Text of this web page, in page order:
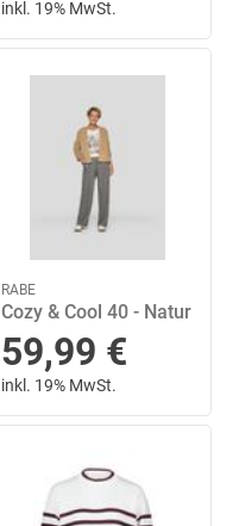
inkl. 19% MwSt.
RABE
Cozy & Cool 40 - Natur
59,99 €
inkl. 19% MwSt.